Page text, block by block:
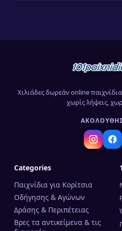
Χιλιάδες δωρεάν online
χωρίς λήψεις,
Categories
Παιχνίδια για Κορίτσια
Οδήγησης & Αγώνων
Δράσης & Περιπέτειας
Βρες τα αντικείμενα & τις